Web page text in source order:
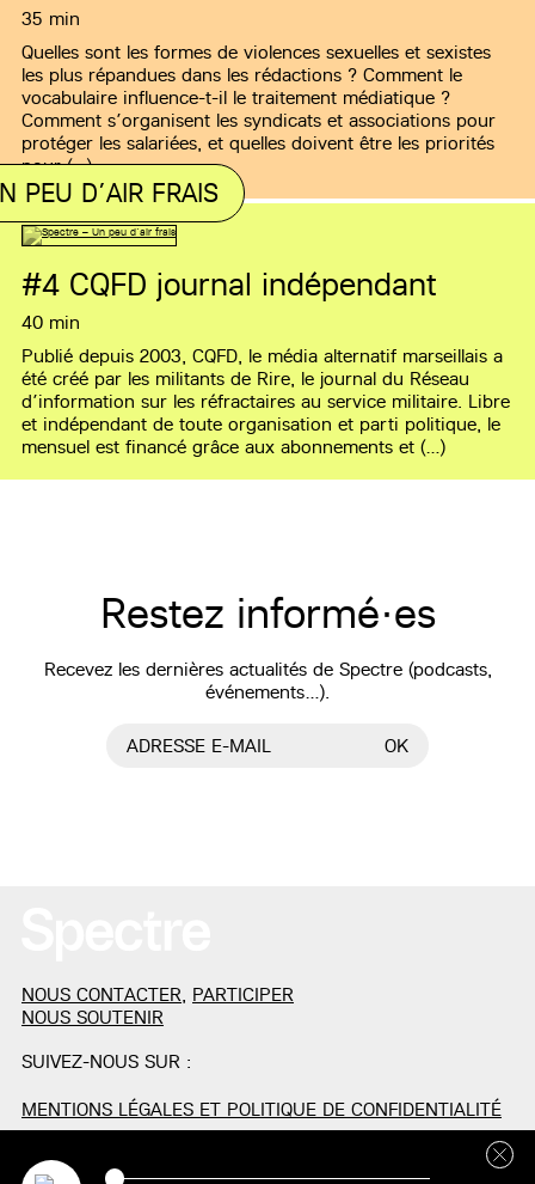
35 min
Quelles sont les formes de violences sexuelles et sexistes
les plus répandues dans les rédactions ? Comment le
vocabulaire influence-t-il le traitement médiatique ?
Comment s’organisent les syndicats et associations pour
protéger les salariées, et quelles doivent être les priorités
pour (…)
PEU D’AIR FRAIS
#4 CQFD journal indépendant
40 min
Publié depuis 2003, CQFD, le média alternatif marseillais a
été créé par les militants de Rire, le journal du Réseau
d’information sur les réfractaires au service militaire. Libre
et indépendant de toute organisation et parti politique, le
mensuel est financé grâce aux abonnements et (…)
Restez informé·es
Recevez les dernières actualités de Spectre (podcasts,
événements…).
ADRESSE E-MAIL OK
NOUS CONTACTER, PARTICIPER
NOUS SOUTENIR
SUIVEZ-NOUS SUR :
MENTIONS LÉGALES ET POLITIQUE DE CONFIDENTIALITÉ